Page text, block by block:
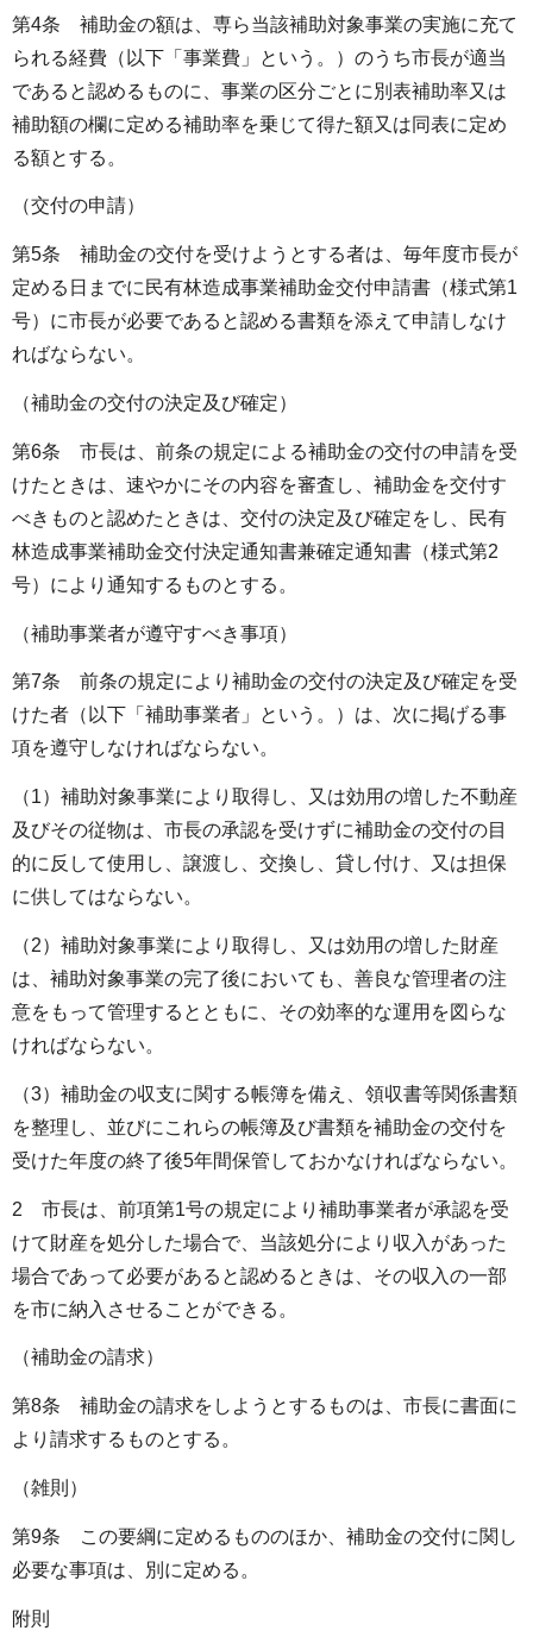
第4条 補助金の額は、専ら当該補助対象事業の実施に充て
られる経費（以下「事業費」という。）のうち市長が適当
であると認めるものに、事業の区分ごとに別表補助率又は
補助額の欄に定める補助率を乗じて得た額又は同表に定め
る額とする。
（交付の申請）
第5条 補助金の交付を受けようとする者は、毎年度市長が
定める日までに民有林造成事業補助金交付申請書（様式第1
号）に市長が必要であると認める書類を添えて申請しなけ
ればならない。
（補助金の交付の決定及び確定）
第6条 市長は、前条の規定による補助金の交付の申請を受
けたときは、速やかにその内容を審査し、補助金を交付す
べきものと認めたときは、交付の決定及び確定をし、民有
林造成事業補助金交付決定通知書兼確定通知書（様式第2
号）により通知するものとする。
（補助事業者が遵守すべき事項）
第7条 前条の規定により補助金の交付の決定及び確定を受
けた者（以下「補助事業者」という。）は、次に掲げる事
項を遵守しなければならない。
（1）補助対象事業により取得し、又は効用の増した不動産
及びその従物は、市長の承認を受けずに補助金の交付の目
的に反して使用し、譲渡し、交換し、貸し付け、又は担保
に供してはならない。
（2）補助対象事業により取得し、又は効用の増した財産
は、補助対象事業の完了後においても、善良な管理者の注
意をもって管理するとともに、その効率的な運用を図らな
ければならない。
（3）補助金の収支に関する帳簿を備え、領収書等関係書類
を整理し、並びにこれらの帳簿及び書類を補助金の交付を
受けた年度の終了後5年間保管しておかなければならない。
2 市長は、前項第1号の規定により補助事業者が承認を受
けて財産を処分した場合で、当該処分により収入があった
場合であって必要があると認めるときは、その収入の一部
を市に納入させることができる。
（補助金の請求）
第8条 補助金の請求をしようとするものは、市長に書面に
より請求するものとする。
（雑則）
第9条 この要綱に定めるもののほか、補助金の交付に関し
必要な事項は、別に定める。
附則